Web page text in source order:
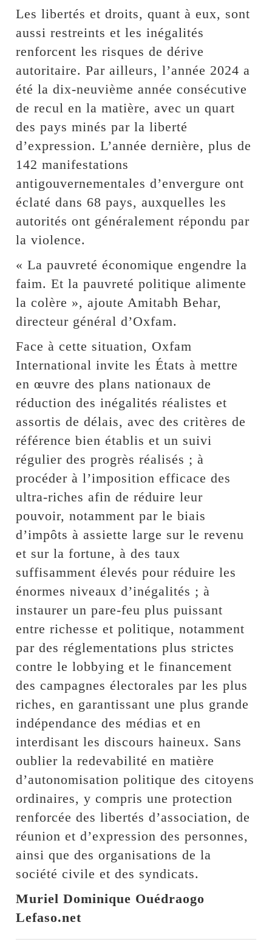
Les libertés et droits, quant à eux, sont
aussi restreints et les inégalités
renforcent les risques de dérive
autoritaire. Par ailleurs, l’année 2024 a
été la dix-neuvième année consécutive
de recul en la matière, avec un quart
des pays minés par la liberté
d’expression. L’année dernière, plus de
142 manifestations
antigouvernementales d’envergure ont
éclaté dans 68 pays, auxquelles les
autorités ont généralement répondu par
la violence.
« La pauvreté économique engendre la
faim. Et la pauvreté politique alimente
la colère », ajoute Amitabh Behar,
directeur général d’Oxfam.
Face à cette situation, Oxfam
International invite les États à mettre
en œuvre des plans nationaux de
réduction des inégalités réalistes et
assortis de délais, avec des critères de
référence bien établis et un suivi
régulier des progrès réalisés ; à
procéder à l’imposition efficace des
ultra-riches afin de réduire leur
pouvoir, notamment par le biais
d’impôts à assiette large sur le revenu
et sur la fortune, à des taux
suffisamment élevés pour réduire les
énormes niveaux d’inégalités ; à
instaurer un pare-feu plus puissant
entre richesse et politique, notamment
par des réglementations plus strictes
contre le lobbying et le financement
des campagnes électorales par les plus
riches, en garantissant une plus grande
indépendance des médias et en
interdisant les discours haineux. Sans
oublier la redevabilité en matière
d’autonomisation politique des citoyens
ordinaires, y compris une protection
renforcée des libertés d’association, de
réunion et d’expression des personnes,
ainsi que des organisations de la
société civile et des syndicats.
Muriel Dominique Ouédraogo
Lefaso.net